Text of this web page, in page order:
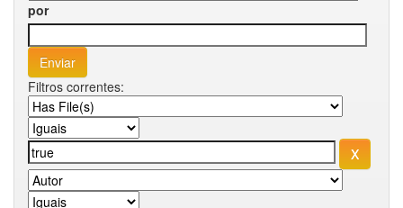
por
Filtros correntes: